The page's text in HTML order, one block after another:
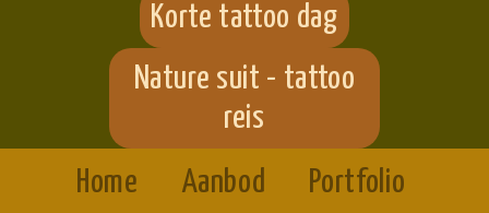
Korte tattoo dag
Nature suit - tattoo
reis
Home
Aanbod Portfolio